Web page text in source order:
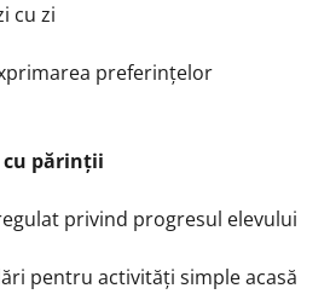
cu zi
preferințelor
cu părinții
privind progresul elevului
pentru activități simple acasă